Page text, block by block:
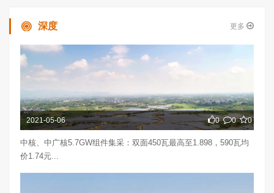
深度 更多
2021-05-06 0 0 0
中核、中广核5.7GW组件集采：双面450瓦最高至1.898，590瓦均
价1.74元...